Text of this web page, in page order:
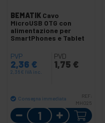
BEMATIK Cavo
MicroUSB OTG con
alimentazione per
SmartPhones e Tablet
PVP
2,36 €
2,36 € IVA inc.
PVD
1,75 €
Consegna immediata
REF:
MH025
Quantità